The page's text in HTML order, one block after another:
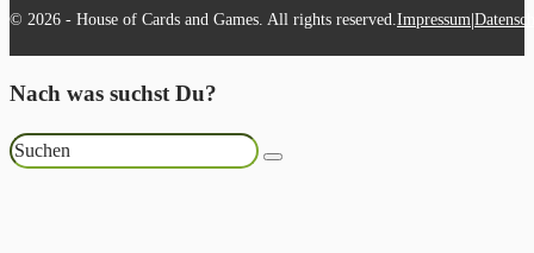
© 2026 - House of Cards and Games. All rights reserved.Impressum|
Nach was suchst Du?
Suchen